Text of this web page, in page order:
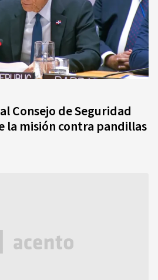
Consejo de Seguridad
la misión contra pandillas